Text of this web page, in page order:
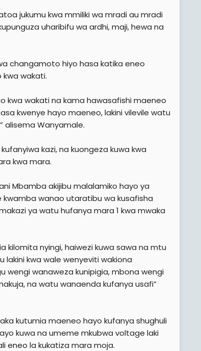
jukumu kwa mmiliki wa mradi au mradi
uharibifu wa ardhi, maji, hewa na
changamoto hiyo hasa katika eneo
wakati.
kwa wakati na kama hawasafishi maeneo
kwenye hayo maeneo, lakini vilevile watu
alisema Wanyamale.
kazi, na kuongeza kuwa kwa
kwa mara.
Mbamba akijibu malalamiko hayo ya
kwamba wanao utaratibu wa kusafisha
ya watu hufanya mara 1 kwa mwaka
kilomita nyingi, haiwezi kuwa sawa na mtu
kwa wale wenyeviti wakiona
wengi wanaweza kunipigia, mbona wengi
na watu wanaenda kufanya usafi”
kutumia maeneo hayo kufanya shughuli
kuwa na umeme mkubwa voltage laki
eneo la kukatiza mara moja.